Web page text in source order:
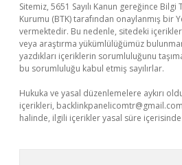
Sitemiz, 5651 Sayılı Kanun gereğince
Kurumu (BTK) tarafından onaylanmış bir
vermektedir. Bu nedenle, sitedeki
veya araştırma yükümlülüğümüz
yazdıkları içeriklerin sorumluluğunu
bu sorumluluğu kabul etmiş sayılırlar.
Hukuka ve yasal düzenlemelere aykırı
içerikleri, backlinkpanelicomtr@gmail.com
halinde, ilgili içerikler yasal süre içerisinde